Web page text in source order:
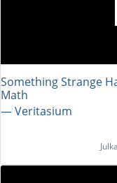
Something Strange
Math
― Veritasium